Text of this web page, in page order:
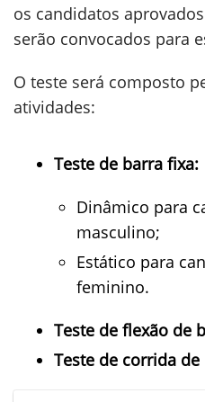
os candidatos
serão convocados para
O teste será composto
atividades:
Teste de barra fixa:
Dinâmico para
masculino;
Estático para
feminino.
Teste de flexão de
Teste de corrida